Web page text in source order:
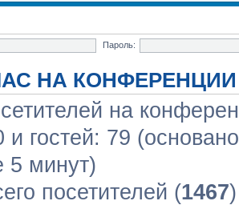
Пароль:
НА КОНФЕРЕНЦИИ
на
и гостей: 79
5 минут)
посетителей (1467